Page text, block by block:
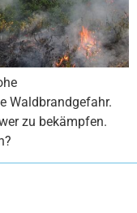
Waldbrandgefahr.
zu bekämpfen.